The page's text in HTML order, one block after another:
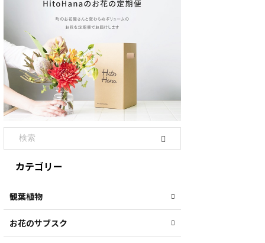
カテゴリー
観葉植物
お花のサブスク